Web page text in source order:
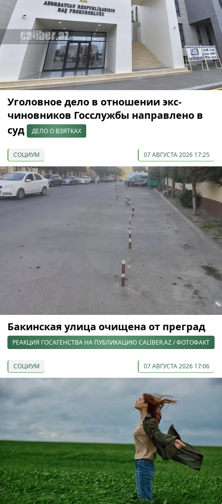
Уголовное дело в отношении экс-
чиновников Госслужбы направлено в
суд
ДЕЛО О ВЗЯТКАХ
СОЦИУМ 07 АВГУСТА 2026 17:25
Бакинская улица очищена от преград
РЕАКЦИЯ ГОСАГЕНСТВА НА ПУБЛИКАЦИЮ CALIBER.AZ / ФОТОФАКТ
СОЦИУМ 07 АВГУСТА 2026 17:06